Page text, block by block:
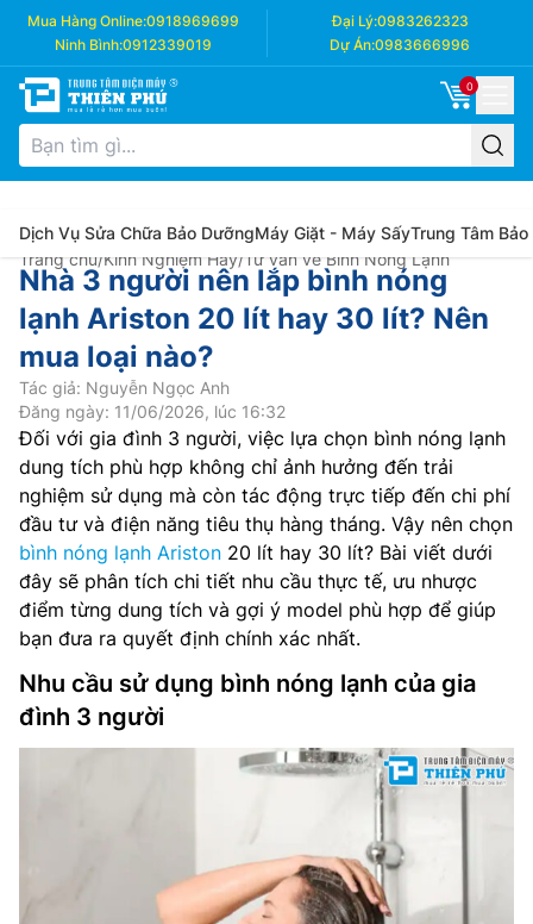
Mua Hàng Online:0918969699 Đại Lý:0983262323
Ninh Bình:0912339019 Dự Án:0983666996
0
Dịch Vụ Sửa Chữa Bảo DưỡngMáy Giặt - Máy SấyTrung Tâm Bảo
Trang chủ/Kinh Nghiệm Hay/Tư vấn về Bình Nóng Lạnh
Nhà 3 người nên lắp bình nóng
lạnh Ariston 20 lít hay 30 lít? Nên
mua loại nào?
Tác giả: Nguyễn Ngọc Anh
Đăng ngày: 11/06/2026, lúc 16:32
Đối với gia đình 3 người, việc lựa chọn bình nóng lạnh
dung tích phù hợp không chỉ ảnh hưởng đến trải
nghiệm sử dụng mà còn tác động trực tiếp đến chi phí
đầu tư và điện năng tiêu thụ hàng tháng. Vậy nên chọn
bình nóng lạnh Ariston 20 lít hay 30 lít? Bài viết dưới
đây sẽ phân tích chi tiết nhu cầu thực tế, ưu nhược
điểm từng dung tích và gợi ý model phù hợp để giúp
bạn đưa ra quyết định chính xác nhất.
Nhu cầu sử dụng bình nóng lạnh của gia
đình 3 người